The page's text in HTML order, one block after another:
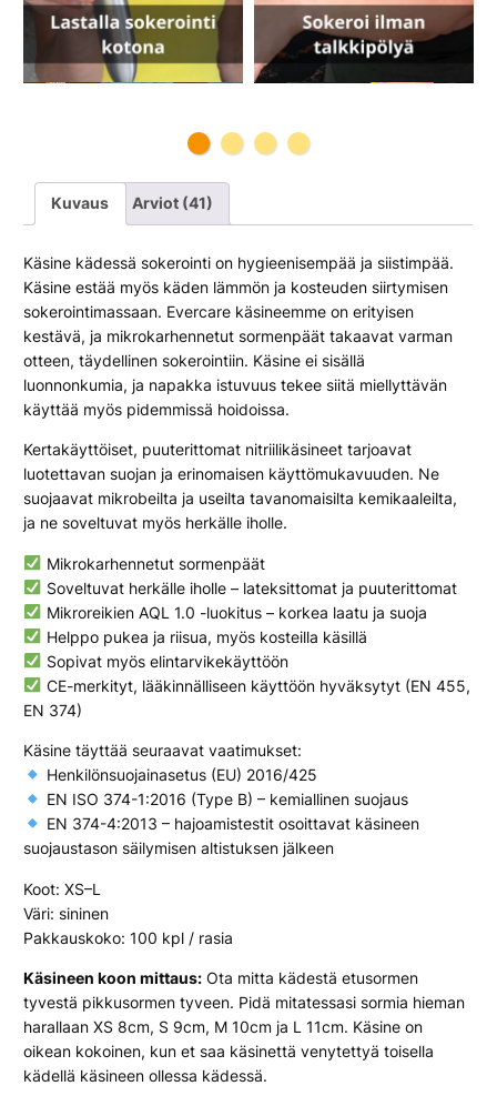
n
k
p
l
m
ä
ä
r
Kuvaus Arviot (41)
Käsine kädessä sokerointi on hygieenisempää ja siistimpää.
Käsine estää myös käden lämmön ja kosteuden siirtymisen
sokerointimassaan. Evercare käsineemme on erityisen
kestävä, ja mikrokarhennetut sormenpäät takaavat varman
otteen, täydellinen sokerointiin. Käsine ei sisällä
luonnonkumia, ja napakka istuvuus tekee siitä miellyttävän
käyttää myös pidemmissä hoidoissa.
Kertakäyttöiset, puuterittomat nitriilikäsineet tarjoavat
luotettavan suojan ja erinomaisen käyttömukavuuden. Ne
suojaavat mikrobeilta ja useilta tavanomaisilta kemikaaleilta,
ja ne soveltuvat myös herkälle iholle.
Mikrokarhennetut sormenpäät
Soveltuvat herkälle iholle – lateksittomat ja puuterittomat
Mikroreikien AQL 1.0 -luokitus – korkea laatu ja suoja
Helppo pukea ja riisua, myös kosteilla käsillä
Sopivat myös elintarvikekäyttöön
CE-merkityt, lääkinnälliseen käyttöön hyväksytyt (EN 455,
EN 374)
Käsine täyttää seuraavat vaatimukset:
Henkilönsuojainasetus (EU) 2016/425
EN ISO 374-1:2016 (Type B) – kemiallinen suojaus
EN 374-4:2013 – hajoamistestit osoittavat käsineen
suojaustason säilymisen altistuksen jälkeen
Koot: XS–L
Väri: sininen
Pakkauskoko: 100 kpl / rasia
Käsineen koon mittaus: Ota mitta kädestä etusormen
tyvestä pikkusormen tyveen. Pidä mitatessasi sormia hieman
harallaan XS 8cm, S 9cm, M 10cm ja L 11cm. Käsine on
oikean kokoinen, kun et saa käsinettä venytettyä toisella
kädellä käsineen ollessa kädessä.